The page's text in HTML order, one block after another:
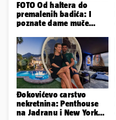
FOTO Od haltera do
premalenih badića: I
poznate dame muče
pozirale
Đokovićevo carstvo
nekretnina: Penthouse
na Jadranu i New Yorku,